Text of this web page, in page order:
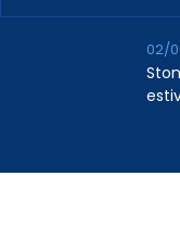
02/